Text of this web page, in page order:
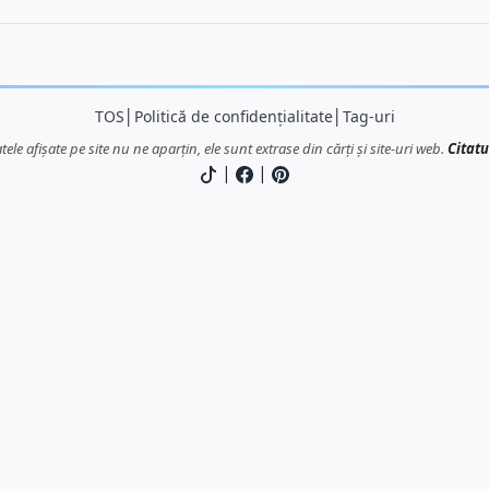
TOS Politică de confidențialitate│ Tag-uri
afișate pe site nu ne aparțin, ele sunt extrase din cărți și site-uri web.
| |